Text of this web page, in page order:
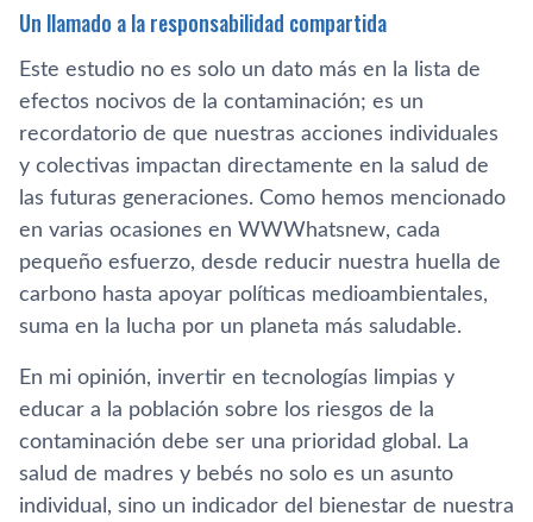
Un llamado a la responsabilidad compartida
Este estudio no es solo un dato más en la lista de
efectos nocivos de la contaminación; es un
recordatorio de que nuestras acciones individuales
y colectivas impactan directamente en la salud de
las futuras generaciones. Como hemos mencionado
en varias ocasiones en WWWhatsnew, cada
pequeño esfuerzo, desde reducir nuestra huella de
carbono hasta apoyar políticas medioambientales,
suma en la lucha por un planeta más saludable.
En mi opinión, invertir en tecnologías limpias y
educar a la población sobre los riesgos de la
contaminación debe ser una prioridad global. La
salud de madres y bebés no solo es un asunto
individual, sino un indicador del bienestar de nuestra